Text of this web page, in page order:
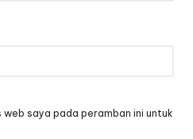
web saya pada peramban ini untuk